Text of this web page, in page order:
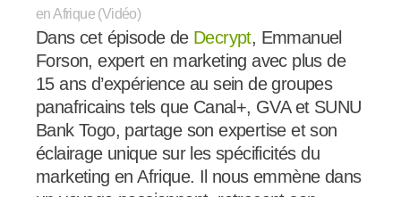
en Afrique (Vidéo)
Dans cet épisode de Decrypt, Emmanuel
Forson, expert en marketing avec plus de
15 ans d’expérience au sein de groupes
panafricains tels que Canal+, GVA et SUNU
Bank Togo, partage son expertise et son
éclairage unique sur les spécificités du
marketing en Afrique. Il nous emmène dans